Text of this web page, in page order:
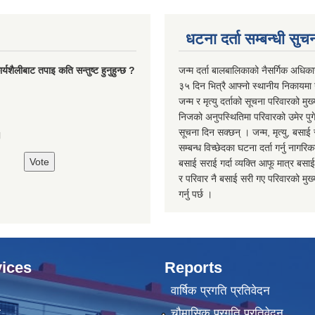
तपाइ कति सन्तुष्ट हुनुहुन्छ ?
धटना दर्ता सम्बन्धी
जन्म दर्ता बालबालिकाको नैसर्गिक
३५ दिन भित्रै आफ्नो स्थानीय निकायमा
जन्म र मृत्यु दर्ताको सूचना परिवारको
निजको अनुपस्थितिमा परिवारको उमेर
सूचना दिन सक्छन् । जन्म, मृत्यु, बसाई
सम्बन्ध विच्छेदका घटना दर्ता गर्नु
बसाई सराई गर्दा व्यक्ति आफू मात्र
र परिवार नै बसाई सरी गए परिवारको
गर्नु पर्छ ।
Reports
वार्षिक प्रगति प्रतिवेदन